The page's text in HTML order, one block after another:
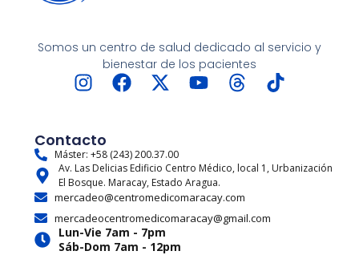
Somos un centro de salud dedicado al servicio y
bienestar de los pacientes
I
t
a
g
r
a
m
F
b
o
o
k
X
i
t
t
e
r
Y
u
b
e
T
a
d
s
T
o
k
Contacto
Máster: +58 (243) 200.37.00
Av. Las Delicias Edificio Centro Médico, local 1, Urbanización
El Bosque. Maracay, Estado Aragua.
mercadeo@centromedicomaracay.com
mercadeocentromedicomaracay@gmail.com
Lun-Vie 7am - 7pm
Sáb-Dom 7am - 12pm